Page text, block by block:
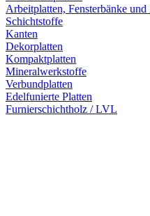
Arbeitplatten, Fensterbänke und
Schichtstoffe
Kanten
Dekorplatten
Kompaktplatten
Mineralwerkstoffe
Verbundplatten
Edelfunierte Platten
Furnierschichtholz / LVL